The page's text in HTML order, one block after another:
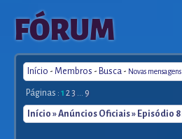
The
Origins
FÓRUM
Início - Membros - Busca - Novas mensagens
Páginas : 1 23 ... 9
Início »Anúncios Oficiais» Episódio